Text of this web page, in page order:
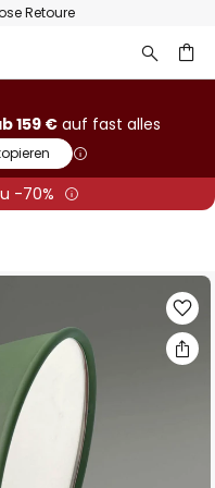
Retoure
159 €auf fast alles
-70%